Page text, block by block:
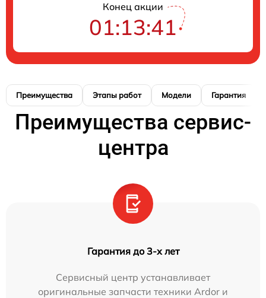
Конец акции
01:13:40
Преимущества Этапы работ Модели Гарантия
Преимущества сервис-
центра
Гарантия до 3-х лет
Сервисный центр устанавливает
оригинальные запчасти техники Ardor и